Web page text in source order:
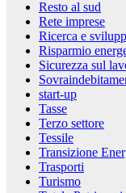
Resto al sud
Rete imprese
Ricerca e
Risparmio
Sicurezza sul
start-up
Tasse
Terzo settore
Tessile
Transizione
Trasporti
Turismo